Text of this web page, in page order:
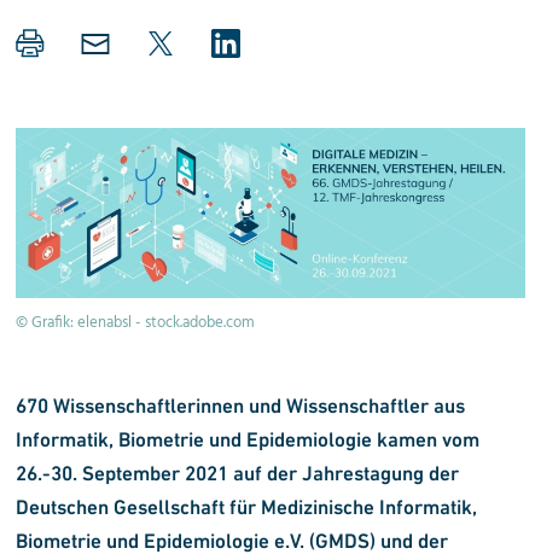
© Grafik: elenabsl - stock.adobe.com
670 Wissenschaftlerinnen und Wissenschaftler aus
Informatik, Biometrie und Epidemiologie kamen vom
26.-30. September 2021 auf der Jahrestagung der
Deutschen Gesellschaft für Medizinische Informatik,
Biometrie und Epidemiologie e.V. (GMDS) und der